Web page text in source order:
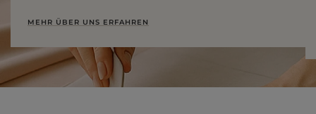
MEHR ÜBER UNS ERFAHREN